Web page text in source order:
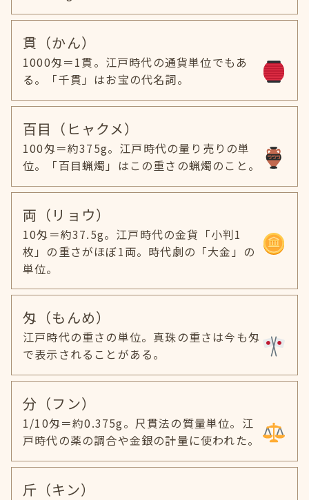
貫（かん）
1000匁＝1貫。江戸時代の通貨単位でもあ
る。「千貫」はお宝の代名詞。
百目（ヒャクメ）
100匁＝約375g。江戸時代の量り売りの単
位。「百目蝋燭」はこの重さの蝋燭のこと。
両（リョウ）
10匁＝約37.5g。江戸時代の金貨「小判1
枚」の重さがほぼ1両。時代劇の「大金」の
単位。
匁（もんめ）
江戸時代の重さの単位。真珠の重さは今も匁
で表示されることがある。
分（フン）
1/10匁＝約0.375g。尺貫法の質量単位。江
戸時代の薬の調合や金銀の計量に使われた。
斤（キン）